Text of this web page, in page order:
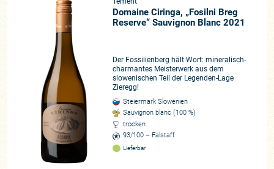
Domaine Ciringa, „Fosilni Breg
Reserve“ Sauvignon Blanc 2021
Der Fossilienberg hält Wort: mineralisch-
charmantes Meisterwerk aus dem
slowenischen Teil der Legenden-Lage
Zieregg!
Steiermark Slowenien
Sauvignon blanc (100 %)
trocken
93/100 – Falstaff
Lieferbar